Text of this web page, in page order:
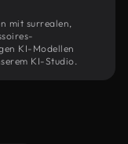
mit surrealen,
KI-Modellen
KI-Studio.